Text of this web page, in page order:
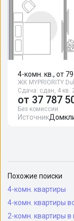
4-комн. кв., от
ЖК MYPRIORITY
Сдача: сдан, 4 кв.
от 37 787
Без комиссии
Источник
Похожие поиски
4-комн. квартиры
4-комн. квартиры
2-комн. квартиры в